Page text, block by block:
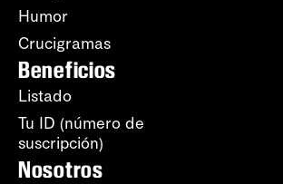
Humor
Crucigramas
Beneficios
Listado
Tu ID (número de
suscripción)
Nosotros